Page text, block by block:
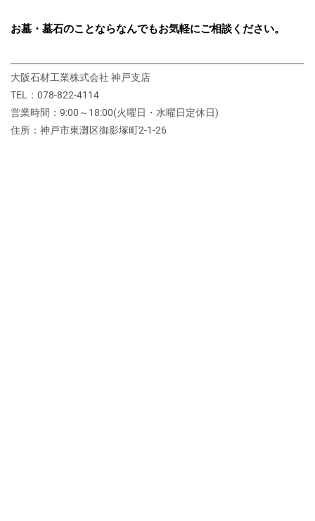
お墓・墓石のことならなんでもお気軽にご相談ください。
大阪石材工業株式会社 神戸支店
TEL：078-822-4114
営業時間：9:00～18:00(火曜日・水曜日定休日)
住所：神戸市東灘区御影塚町2‐1‐26